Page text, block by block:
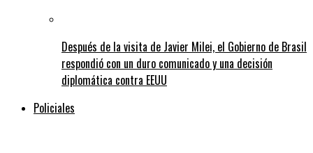
Después de la visita de Javier Milei, el Gobierno de Brasil
respondió con un duro comunicado y una decisión
diplomática contra EEUU
Policiales